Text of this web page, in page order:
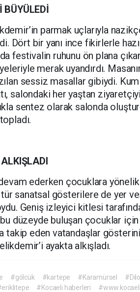
BÜYÜLEDİ
parmak uçlarıyla
Dört bir yanı ince fikirlerle
festivalin ruhunu ön plana
merak uyandırdı.
sessiz masallar gibiydi. Kum
salondaki her yaştan
sentez olarak salonda
ederken çocuklara
tür sanatsal gösterilere de yer
Geniş izleyici kitlesi
düzeyde buluşan çocuklar
takip eden vatandaşlar
ayakta alkışladı.
#gölcük #kartepe #Karamürsel
#Kocaeli haberleri